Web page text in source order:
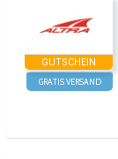
GUTSCHEIN
GRATIS VERSAND